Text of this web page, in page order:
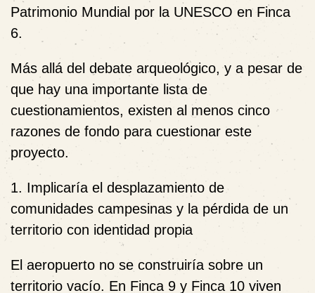
Patrimonio Mundial por la UNESCO en Finca
6.
Más allá del debate arqueológico, y a pesar de
que hay una importante lista de
cuestionamientos, existen al menos cinco
razones de fondo para cuestionar este
proyecto.
1. Implicaría el desplazamiento de
comunidades campesinas y la pérdida de un
territorio con identidad propia
El aeropuerto no se construiría sobre un
territorio vacío. En Finca 9 y Finca 10 viven